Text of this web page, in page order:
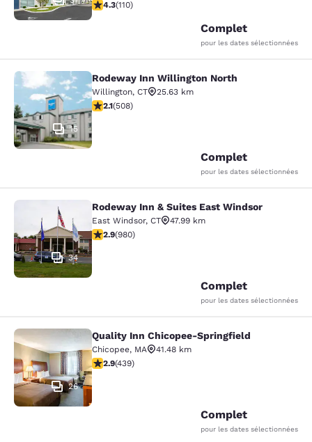
4.28 étoiles. Excellent. 110 commentaires
4.3(110)
Complet
pour les dates sélectionnées
Rodeway Inn Willington North
15
Rodeway Inn Willington North
Willington, CT
25.63 km
2.13 étoiles. Moyen. 508 commentaires
2.1(508)
Complet
pour les dates sélectionnées
Rodeway Inn & Suites East Windsor
34
Rodeway Inn & Suites East Windsor
East Windsor, CT
47.99 km
2.89 étoiles. Moyen. 980 commentaires
2.9(980)
Complet
pour les dates sélectionnées
Quality Inn Chicopee-Springfield
26
Quality Inn Chicopee-Springfield
Chicopee, MA
41.48 km
2.87 étoiles. Moyen. 439 commentaires
2.9(439)
Complet
pour les dates sélectionnées